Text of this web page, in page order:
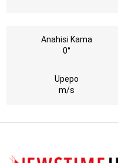
Anahisi Kama
0°
Upepo
m/s